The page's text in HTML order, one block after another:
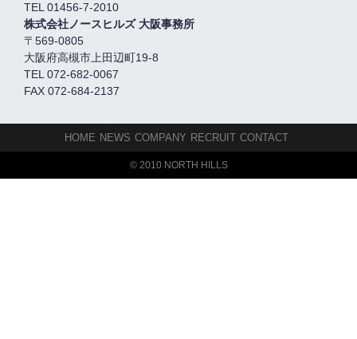
TEL 01456-7-2010
株式会社ノースヒルズ 大阪事務所
〒569-0805
大阪府高槻市上田辺町19-8
TEL 072-682-0067
FAX 072-684-2137
HOME NEWS COMPANY RECRUIT CONTACT
© 2010 NORTH HILLS